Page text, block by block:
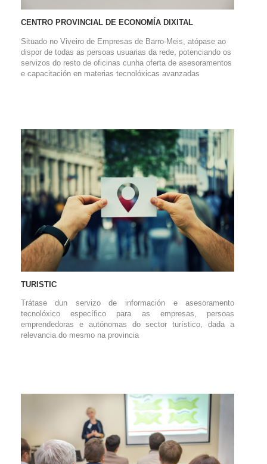
CENTRO PROVINCIAL DE ECONOMÍA DIXITAL
Situado no Viveiro de Empresas de Barro-Meis, atópase ao
dispor de todas as persoas usuarias da rede, potenciando os
servizos do resto de oficinas cunha oferta de asesoramentos
e capacitación en materias tecnolóxicas avanzadas
TURISTIC
Trátase dun servizo de información e asesoramento
tecnolóxico específico para as empresas, persoas
emprendedoras e autónomas do sector turístico, dada a
relevancia do mesmo na provincia